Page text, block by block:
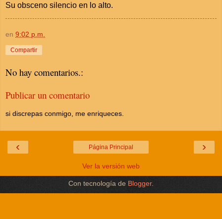
Su obsceno silencio en lo alto.
en 9:02 p.m.
Compartir
No hay comentarios.:
Publicar un comentario
si discrepas conmigo, me enriqueces.
‹ ›
Página Principal
Ver la versión web
Con tecnología de Blogger.